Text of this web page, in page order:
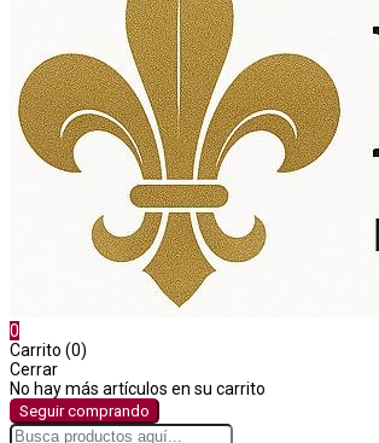
0
Carrito (0)
Cerrar
No hay más artículos en su carrito
Seguir comprando